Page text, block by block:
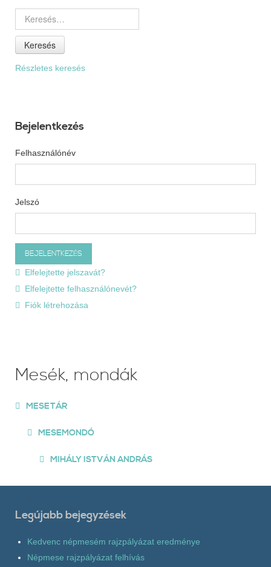
Keresés
Részletes keresés
Bejelentkezés
Felhasználónév
Jelszó
Elfelejtette jelszavát?
Elfelejtette felhasználónevét?
Fiók létrehozása
Mesék, mondák
MESETÁR
MESEMONDÓ
MIHÁLY ISTVÁN ANDRÁS
Legújabb bejegyzések
Kedvenc népmesém rajzpályázat eredménye
Népmese rajzpályázat felhívás